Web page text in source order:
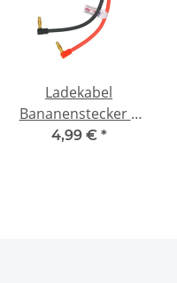
Ladekabel
Bananenstecker 4
mm abgewinkelt ->
4,99 € *